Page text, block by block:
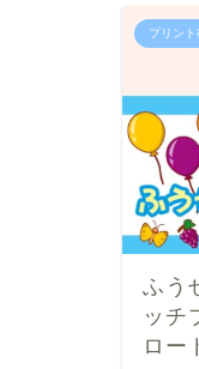
プリン
ふう
ッチ
ロー